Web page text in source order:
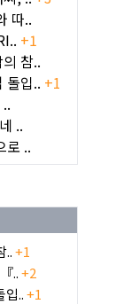
따..
+1
참..
돌입.. +1
..
로 ..
..+1
..+2
입..+1